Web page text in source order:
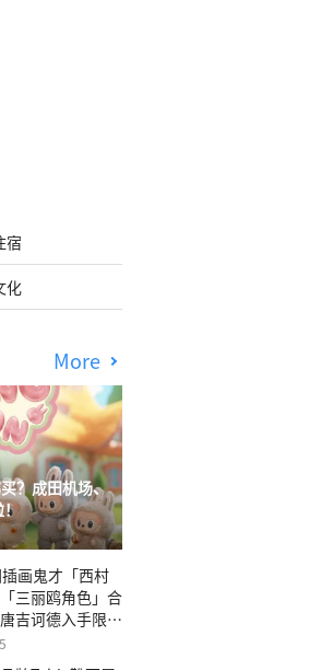
宿
化
More
？成田机场、
！
画鬼才「西村
三丽鸥角色」合
吉诃德入手限量